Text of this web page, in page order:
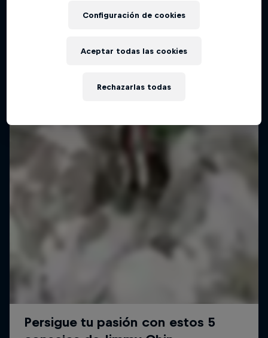
Configuración de cookies
Rechazarlas todas
Aceptar todas las cookies